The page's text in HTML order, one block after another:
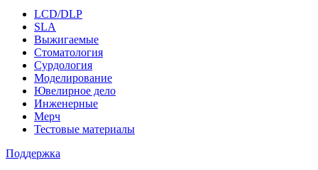
LCD/DLP
SLA
Выжигаемые
Стоматология
Сурдология
Моделирование
Ювелирное дело
Инженерные
Мерч
Тестовые материалы
Поддержка